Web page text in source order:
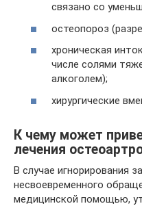
связано со
остеопороз
хроническая
числе солями
алкоголем);
хирургические
К чему может
лечения
В случае игнорирования
несвоевременного
медицинской помощью,